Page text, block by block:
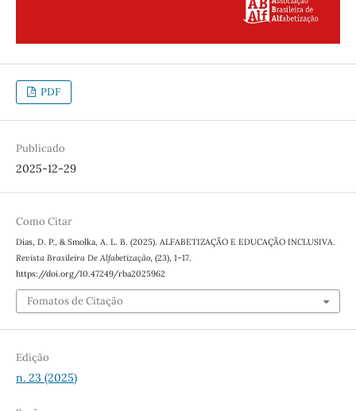
PDF
Publicado
2025-12-29
Como Citar
Dias, D. P., & Smolka, A. L. B. (2025). ALFABETIZAÇÃO E EDUCAÇÃO INCLUSIVA.
Revista Brasileira De Alfabetização, (23), 1–17.
https://doi.org/10.47249/rba2025962
Fomatos de Citação
Edição
n. 23 (2025)